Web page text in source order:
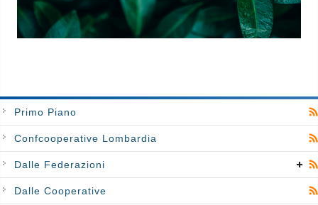
Primo Piano
Confcooperative Lombardia
Dalle Federazioni
Dalle Cooperative